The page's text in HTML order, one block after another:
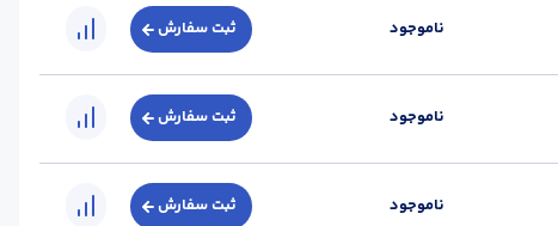
6 عرض(cm) :ناموجود ثبت سفارش
6 عرض(cm) :ناموجود ثبت سفارش
6 عرض(cm) :ناموجود ثبت سفارش